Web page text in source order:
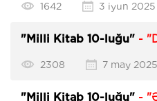
1642 3 iyun 2025
"Milli Kitab 10-luğu" -
2308 7 may 2025
"Milli Kitab 10-luğu" -